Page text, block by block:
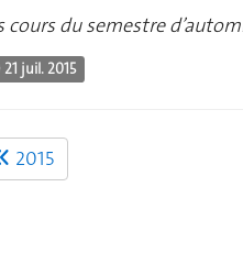
cours du semestre
21 juil. 2015
2015